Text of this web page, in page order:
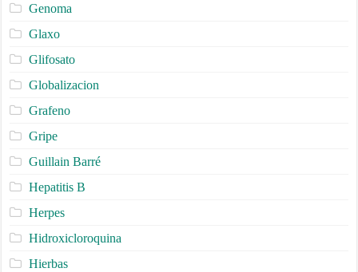
Genoma
Glaxo
Glifosato
Globalizacion
Grafeno
Gripe
Guillain Barré
Hepatitis B
Herpes
Hidroxicloroquina
Hierbas